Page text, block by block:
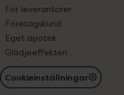
För leverantörer
Företagskund
Eget apotek
Glädjeeffekten
Cookieinställningar